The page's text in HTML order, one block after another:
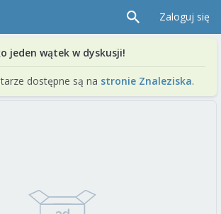
Zaloguj się
jeden wątek w dyskusji!
dostępne są na stronie Znaleziska.